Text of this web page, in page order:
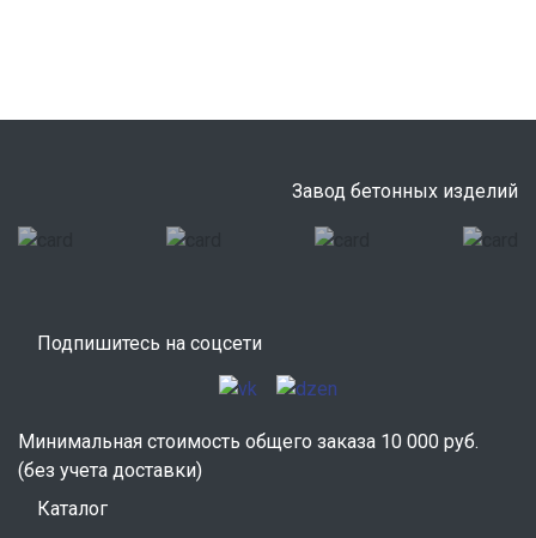
Завод бетонных изделий
Подпишитесь на соцсети
Минимальная стоимость общего заказа 10 000 руб.
(без учета доставки)
Каталог